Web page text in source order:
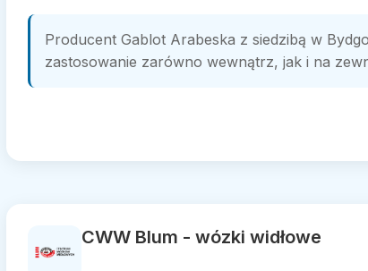
Producent Gablot Arabeska z siedzibą w
zastosowanie zarówno wewnątrz, jak i na
CWW Blum - wózki widłowe